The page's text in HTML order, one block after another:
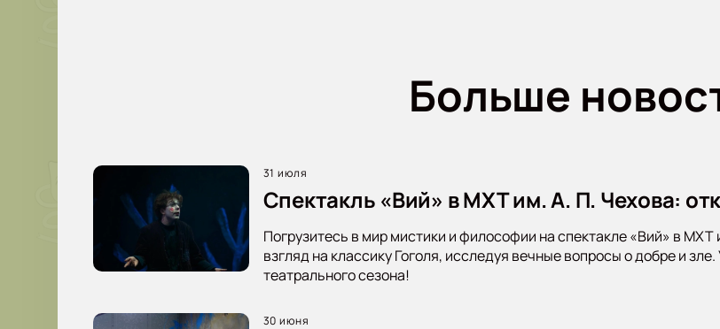
Больше
31 июля
Спектакль «Вий» в МХТ им. А. П. Чехова:
Погрузитесь в мир мистики и философии на спектакле «Вий» в
взгляд на классику Гоголя, исследуя вечные вопросы о добре и
театрального сезона!
30 июня